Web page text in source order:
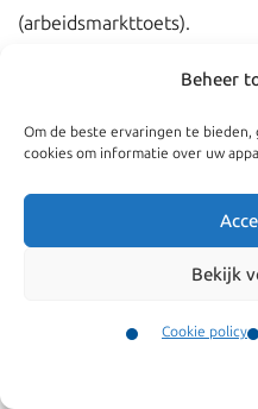
Beheer
Om de beste ervaringen te
cookies om informatie over uw
Bekijk
Cookie policy
(arbeidsmarkttoets).
Bron: TK 2010-2011,